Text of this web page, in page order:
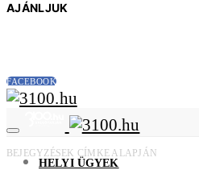
AJÁNLJUK
FACEBOOK
HELYI ÜGYEK
BEJEGYZÉSEK CÍMKE ALAPJÁN